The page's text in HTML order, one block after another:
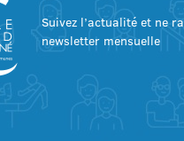
Suivez l’actualité et ne
newsletter mensuelle